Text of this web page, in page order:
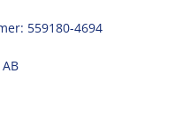
559180-4694